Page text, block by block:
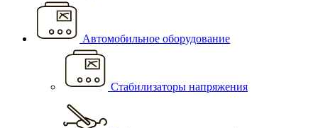
Автомобильное оборудование
Стабилизаторы напряжения